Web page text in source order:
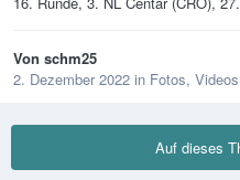
Von schm25
2. Dezember 2022 in Fotos,
Auf dieses